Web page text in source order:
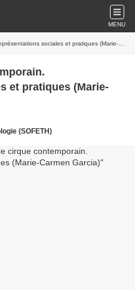
MENU
sociales et pratiques (Marie-Carmen Garcia)
et pratiques (Marie-
(SOFETH)